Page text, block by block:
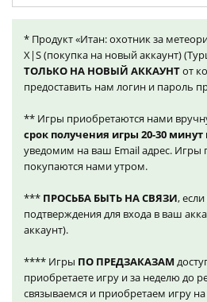
* Продукт «Итан: охотник за
X|S (покупка на новый аккаунт)
ТОЛЬКО НА НОВЫЙ АККАУНТот
предоставить нам логин и пароль
** Игры приобретаются нами
срок получения игры 20-30
уведомим на ваш Email адрес.
покупаются нами утром.
*** ПРОСЬБА БЫТЬ НА СВЯЗИ,
подтверждения для входа в ваш
аккаунт).
**** Игры ПО ПРЕДЗАКАЗАМ
приобретаете игру и за неделю до
связываемся и приобретаем игру